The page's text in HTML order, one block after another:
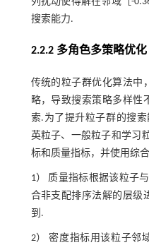
搜索能力.
2.2.2 多角色多策略优化
传统的粒子群优化算法中
略，导致搜索策略多样性
索.为了提升粒子群的搜
英粒子、一般粒子和学习
标和质量指标，并使用综
1） 质量指标根据该粒子
合非支配排序法解的层级
到.
2） 密度指标用该粒子邻